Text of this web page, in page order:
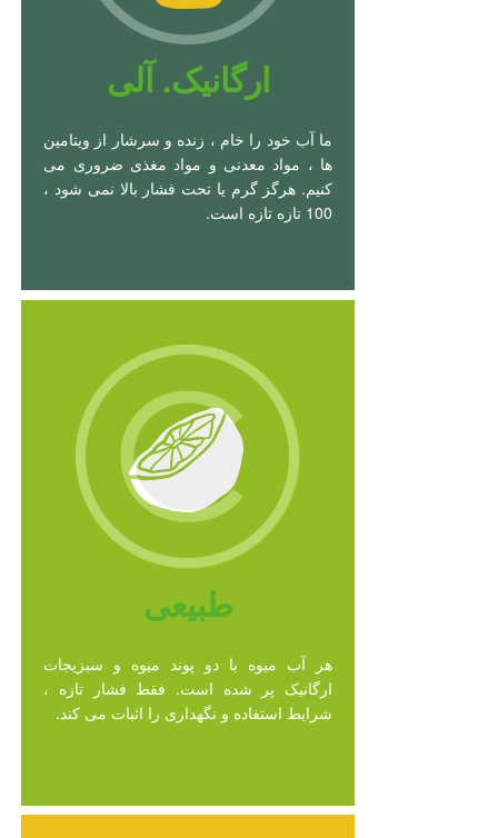
ارگانیک. آلی
ما آب خود را خام ، زنده و سرشار از ویتامین
ها ، مواد معدنی و مواد مغذی ضروری می
کنیم. هرگز گرم یا تحت فشار بالا نمی شود ،
100 تازه تازه است.
طبیعی
هر آب میوه با دو پوند میوه و سبزیجات
ارگانیک پر شده است. فقط فشار تازه ،
شرایط استفاده و نگهداری را اثبات می کند.